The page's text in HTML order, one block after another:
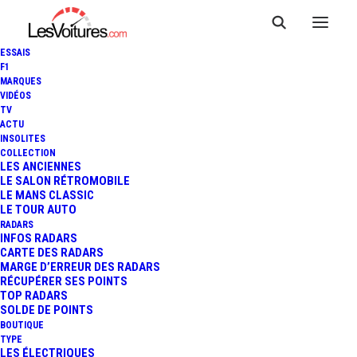
ESSAIS
F1
MARQUES
VIDÉOS
TV
ACTU
INSOLITES
COLLECTION
LES ANCIENNES
LE SALON RÉTROMOBILE
LE MANS CLASSIC
LE TOUR AUTO
RADARS
INFOS RADARS
CARTE DES RADARS
MARGE D’ERREUR DES RADARS
RÉCUPÉRER SES POINTS
TOP RADARS
SOLDE DE POINTS
BOUTIQUE
TYPE
LES ÉLECTRIQUES